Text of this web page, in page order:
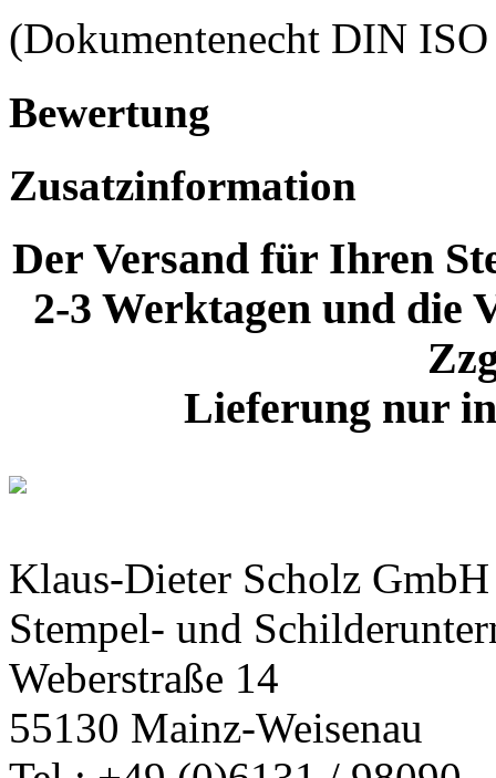
(Dokumentenecht DIN
Bewertung
Zusatzinformation
Der Versand für Ihren
2-3 Werktagen und die
Lieferung nur
Klaus-Dieter Scholz GmbH
Stempel- und
Weberstraße 14
55130 Mainz-Weisenau